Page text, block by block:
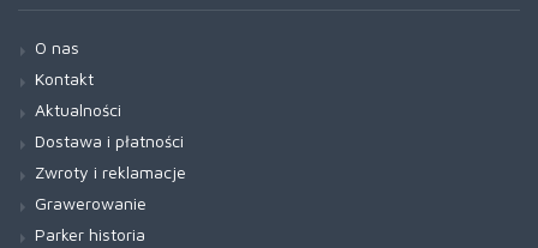
O nas
Kontakt
Aktualności
Dostawa i płatności
Zwroty i reklamacje
Grawerowanie
Parker historia